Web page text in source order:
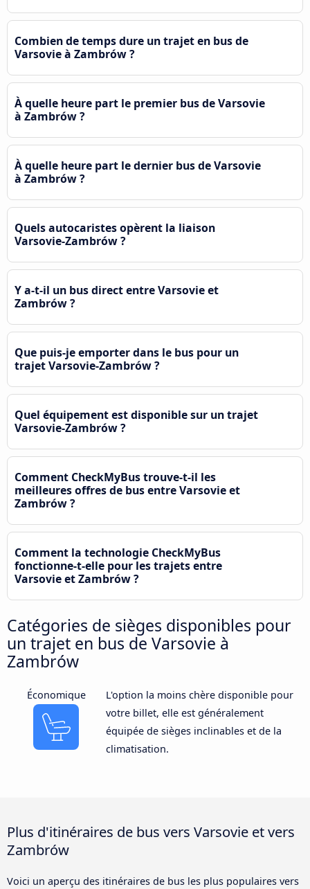
Combien de temps dure un trajet en bus de
Varsovie à Zambrów ?
À quelle heure part le premier bus de Varsovie
à Zambrów ?
À quelle heure part le dernier bus de Varsovie
à Zambrów ?
Quels autocaristes opèrent la liaison
Varsovie-Zambrów ?
Y a-t-il un bus direct entre Varsovie et
Zambrów ?
Que puis-je emporter dans le bus pour un
trajet Varsovie-Zambrów ?
Quel équipement est disponible sur un trajet
Varsovie-Zambrów ?
Comment CheckMyBus trouve-t-il les
meilleures offres de bus entre Varsovie et
Zambrów ?
Comment la technologie CheckMyBus
fonctionne-t-elle pour les trajets entre
Varsovie et Zambrów ?
Catégories de sièges disponibles pour
un trajet en bus de Varsovie à
Zambrów
Économique
L'option la moins chère disponible pour
votre billet, elle est généralement
équipée de sièges inclinables et de la
climatisation.
Plus d'itinéraires de bus vers Varsovie et vers
Zambrów
Voici un aperçu des itinéraires de bus les plus populaires vers